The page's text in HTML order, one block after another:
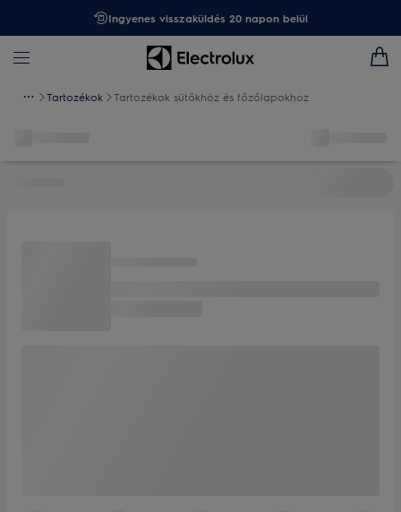
Ingyenes visszaküldés 20 napon belül
Tartozékok Tartozékok sütőkhöz és főzőlapokhoz